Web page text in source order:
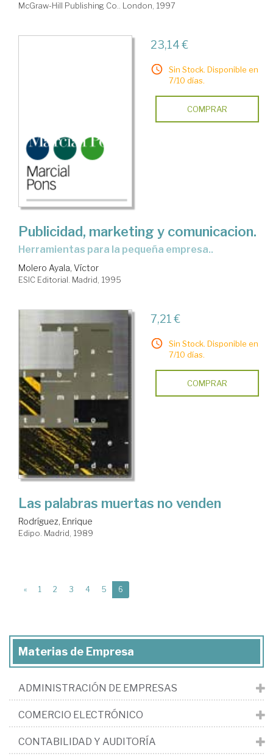
McGraw-Hill Publishing Co.. London, 1997
23,14 €
Sin Stock. Disponible en
7/10 días.
COMPRAR
Publicidad, marketing y comunicacion.
Herramientas para la pequeña empresa..
Molero Ayala, Víctor
ESIC Editorial. Madrid, 1995
7,21 €
Sin Stock. Disponible en
7/10 días.
COMPRAR
Las palabras muertas no venden
Rodríguez, Enrique
Edipo. Madrid, 1989
« 1 2 3 4 5 6
Materias de Empresa
ADMINISTRACIÓN DE EMPRESAS
COMERCIO ELECTRÓNICO
CONTABILIDAD Y AUDITORÍA